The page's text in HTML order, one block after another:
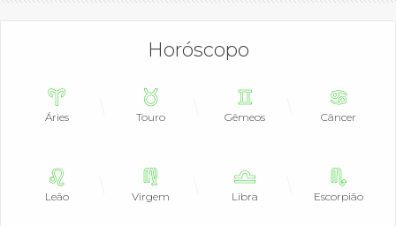
Horóscopo
Áries Touro Gêmeos Câncer
Leão Virgem Libra Escorpião